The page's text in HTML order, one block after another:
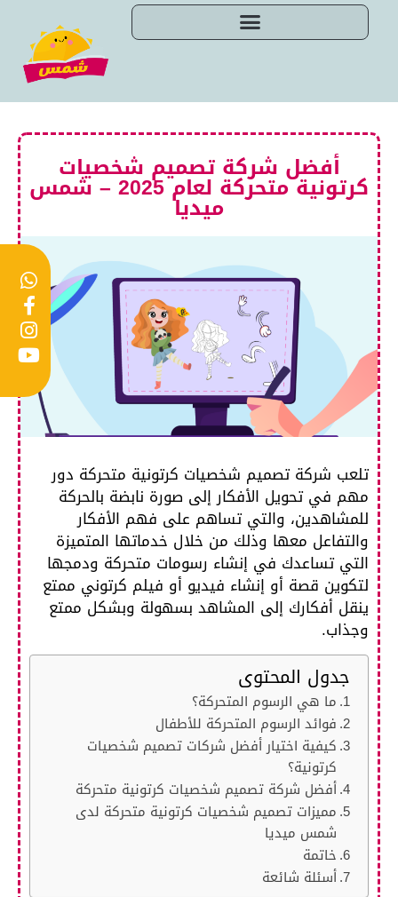
أفضل شركة تصميم شخصيات
كرتونية متحركة لعام 2025 – شمس
ميديا
تلعب شركة تصميم شخصيات كرتونية متحركة دور
مهم في تحويل الأفكار إلى صورة نابضة بالحركة
للمشاهدين، والتي تساهم على فهم الأفكار
والتفاعل معها وذلك من خلال خدماتها المتميزة
التي تساعدك في إنشاء رسومات متحركة ودمجها
لتكوين قصة أو إنشاء فيديو أو فيلم كرتوني ممتع
ينقل أفكارك إلى المشاهد بسهولة وبشكل ممتع
وجذاب.
جدول المحتوى
ما هي الرسوم المتحركة؟
فوائد الرسوم المتحركة للأطفال
كيفية اختيار أفضل شركات تصميم شخصيات
كرتونية؟
أفضل شركة تصميم شخصيات كرتونية متحركة
مميزات تصميم شخصيات كرتونية متحركة لدى
شمس ميديا
خاتمة
أسئلة شائعة